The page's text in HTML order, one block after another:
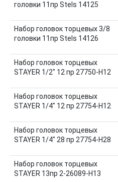
головки 11пр Stels 14125
Набор головок торцевых 3/8
головки 11пр Stels 14126
Набор головок торцевых
STAYER 1/2" 12 пр 27750-Н12
Набор головок торцевых
STAYER 1/4" 12 пр 27754-Н12
Набор головок торцевых
STAYER 1/4" 28 пр 27754-H28
Набор головок торцевых
STAYER 13пр 2-26089-Н13